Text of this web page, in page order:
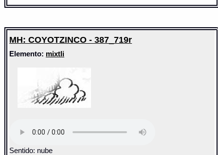
MH: COYOTZINCO - 387_719r
Elemento: mixtli
Sentido: nube